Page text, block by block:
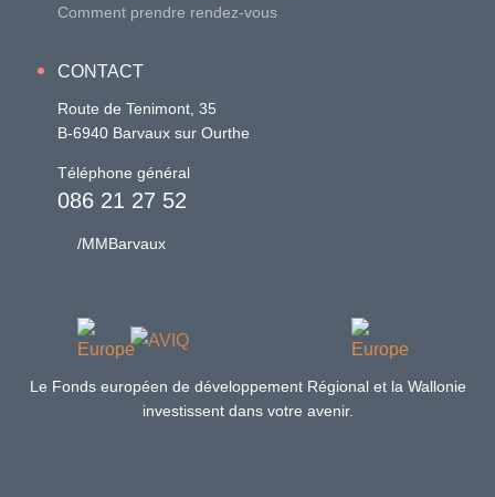
Le Fonds européen de développement Régional et la Wallonie
investissent dans votre avenir.
Comment prendre rendez-vous
CONTACT
Route de Tenimont, 35
B-6940 Barvaux sur Ourthe
Téléphone général
086 21 27 52
/MMBarvaux